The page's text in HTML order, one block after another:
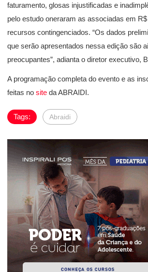
faturamento, glosas injustificadas e
pelo estudo oneraram as associadas em
recursos contingenciados. “Os dados
que serão apresentados nessa edição são
preocupantes”, adianta o diretor executivo,
A programação completa do evento e as
feitas no site da ABRAIDI.
Tags: Abraidi